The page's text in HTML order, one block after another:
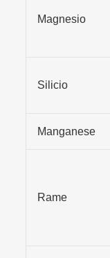
Magnesio
Silicio
Manganese
Rame